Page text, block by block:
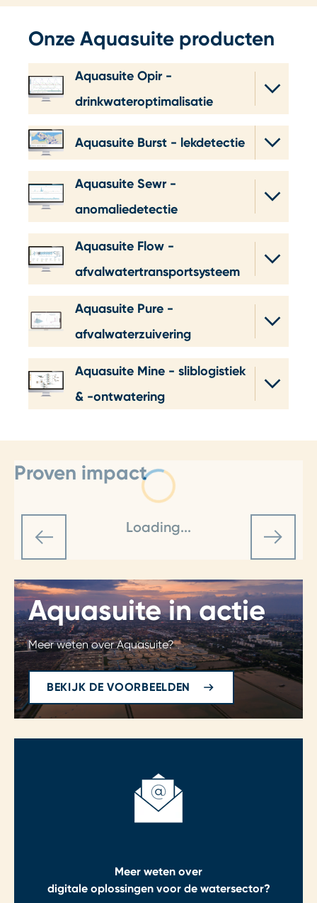
Onze Aquasuite producten
Aquasuite Opir -
drinkwateroptimalisatie
Aquasuite Burst - lekdetectie
Aquasuite Sewr -
anomaliedetectie
Aquasuite Flow -
afvalwatertransportsysteem
Aquasuite Pure -
afvalwaterzuivering
Aquasuite Mine - sliblogistiek
& -ontwatering
Loading...
Proven impact
Aquasuite in actie
Meer weten over Aquasuite?
BEKIJK DE VOORBEELDEN
Meer weten over
digitale oplossingen voor de watersector?